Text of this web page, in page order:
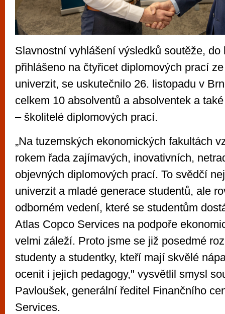
Slavnostní vyhlášení výsledků soutěže, do
přihlášeno na čtyřicet diplomových prací
univerzit, se uskutečnilo 26. listopadu v
celkem 10 absolventů a absolventek a
– školitelé diplomových prací.
„Na tuzemských ekonomických fakultách
rokem řada zajímavých, inovativních,
objevných diplomových prací. To svědčí
univerzit a mladé generace studentů, ale
odborném vedení, které se studentům
Atlas Copco Services na podpoře
velmi záleží. Proto jsme se již posedmé
studenty a studentky, kteří mají skvělé
ocenit i jejich pedagogy," vysvětlil smysl
Pavloušek, generální ředitel Finančního
Services.